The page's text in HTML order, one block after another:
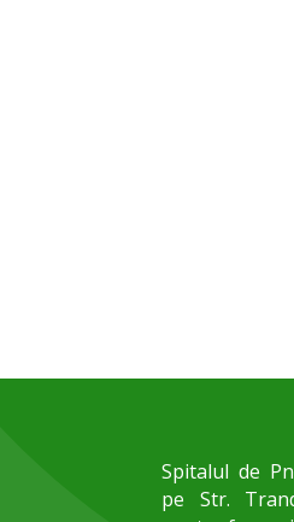
Spitalul de
pe Str.